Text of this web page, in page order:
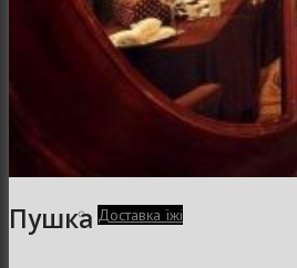
Доставка їжі
Пушка